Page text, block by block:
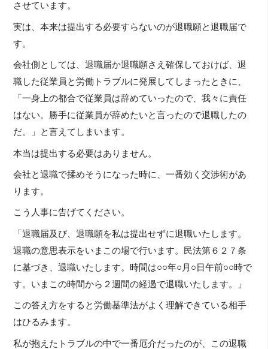
させています。
実は、本来は提出する必要すらないのが退職願と退職届で
す。
会社側としては、退職届か退職願さえ確保しておけば、退
職した従業員と労働トラブルに発展してしまったときに、
「一身上の都合で従業員は辞めていったので、我々に責任
はない。勝手に従業員が辞めたいと言ったので退職したの
だ。」と言えてしまいます。
本当は提出する必要はありません。
会社と退職で揉めそうになった時に、一番効く交渉術があ
ります。
こう人事に告げてください。
「退職届及び、退職願を私は提出せずに退職いたします。
退職の意思表示をいまこの場で行います。民法第６２７条
に基づき、退職いたします。時間は○○年○月○日午前○○時で
す。いまこの時間から２週間の経過で退職いたします。」
この答え方をすると労働基準法がよく理解できている相手
はひるみます。
私が抱えたトラブルの中で一番厄介だったのが、この退職